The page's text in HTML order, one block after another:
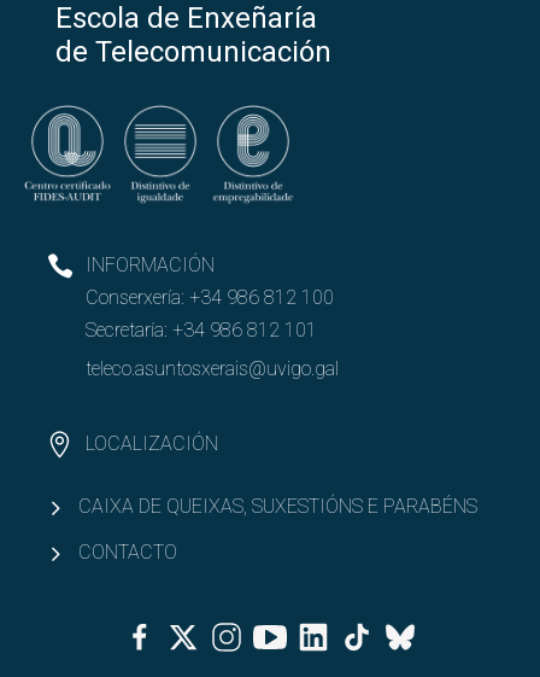
Escola de Enxeñaría
de Telecomunicación
INFORMACIÓN
Conserxería: +34 986 812 100
Secretaría: +34 986 812 101
teleco.asuntosxerais@uvigo.gal
LOCALIZACIÓN
CAIXA DE QUEIXAS, SUXESTIÓNS E PARABÉNS
CONTACTO
FacebookTwitterInstagramYoutubeLinkedinTiktok
Bluesky